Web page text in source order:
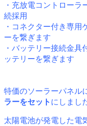
・充放電コントロー
続採用
・コネクター付き専
ーを繋ぎます
・バッテリー接続金
ッテリーを繋ぎます
特価のソーラーパネル
ラーをセット にしまし
太陽電池が発電した電